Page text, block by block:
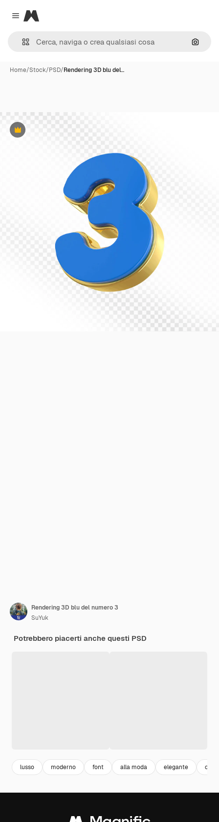
Close menu
Magnific
Cerca
Home/Stock/PSD/Rendering 3D blu del…
Premium
Rendering 3D blu del numero 3
SuYuk
Potrebbero piacerti anche questi PSD
lusso moderno font alla moda elegante